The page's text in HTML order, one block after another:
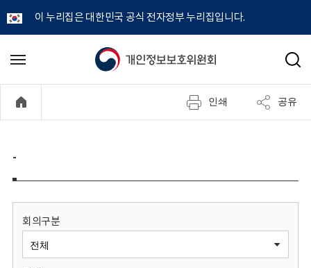
이 누리집은 대한민국 공식 전자정부 누리집입니다.
개
정
보
메
기
검
인쇄 공유
-
회의구분